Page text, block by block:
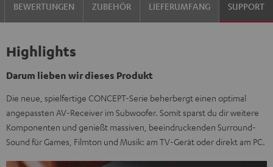
BEWERTUNGEN ZUBEHÖR LIEFERUMFANG SUPPORT
Highlights
Darum lieben wir dieses Produkt
Die neue, spielfertige CONCEPT-Serie beherbergt einen optimal
angepassten AV-Receiver im Subwoofer. Somit sparst du dir weitere
Komponenten und genießt massiven, beeindruckenden Surround-
Sound für Games, Filmton und Musik: am TV-Gerät oder direkt am PC.